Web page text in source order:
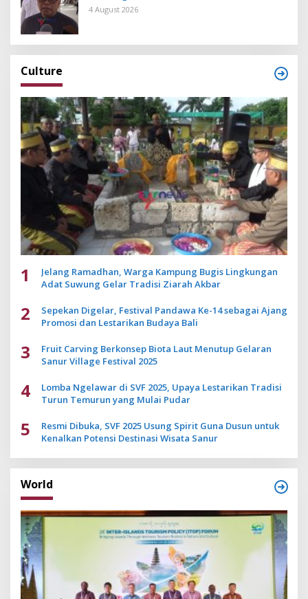
4 August 2026
Culture
1
Jelang Ramadhan, Warga Kampung Bugis Lingkungan
Adat Suwung Gelar Tradisi Ziarah Akbar
2
Sepekan Digelar, Festival Pandawa Ke-14 sebagai Ajang
Promosi dan Lestarikan Budaya Bali
3
Fruit Carving Berkonsep Biota Laut Menutup Gelaran
Sanur Village Festival 2025
4
Lomba Ngelawar di SVF 2025, Upaya Lestarikan Tradisi
Turun Temurun yang Mulai Pudar
5
Resmi Dibuka, SVF 2025 Usung Spirit Guna Dusun untuk
Kenalkan Potensi Destinasi Wisata Sanur
World